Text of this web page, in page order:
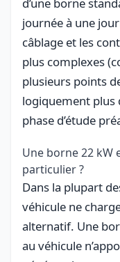
journée à une
câblage et les
plus complexes
plusieurs points
logiquement plus
phase d’étude
Une borne 22 kW
particulier ?
Dans la plupart
véhicule ne
alternatif. Une
au véhicule